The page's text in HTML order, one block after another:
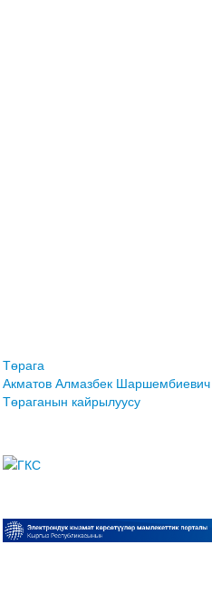
Төрага
Акматов Алмазбек Шаршембиевич
Төраганын кайрылуусу